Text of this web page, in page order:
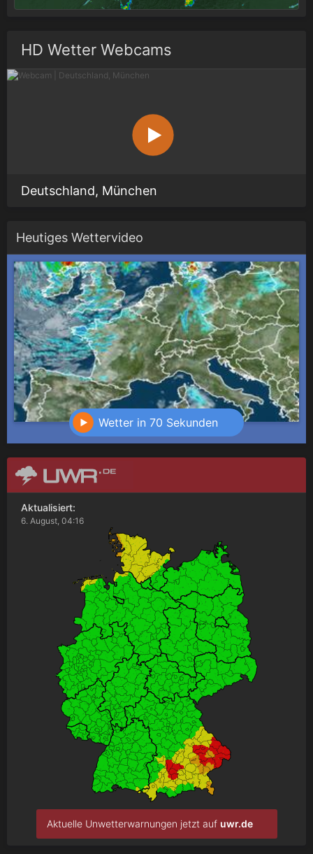
HD Wetter Webcams
Deutschland, München
Heutiges Wettervideo
Wetter in 70 Sekunden
Aktualisiert:
6. August, 04:16
Aktuelle Unwetterwarnungen jetzt auf uwr.de